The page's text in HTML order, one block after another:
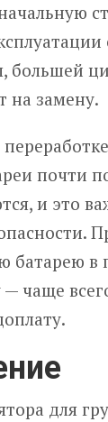
большей
на замену.
почти
и это
батарею в
— чаще
для